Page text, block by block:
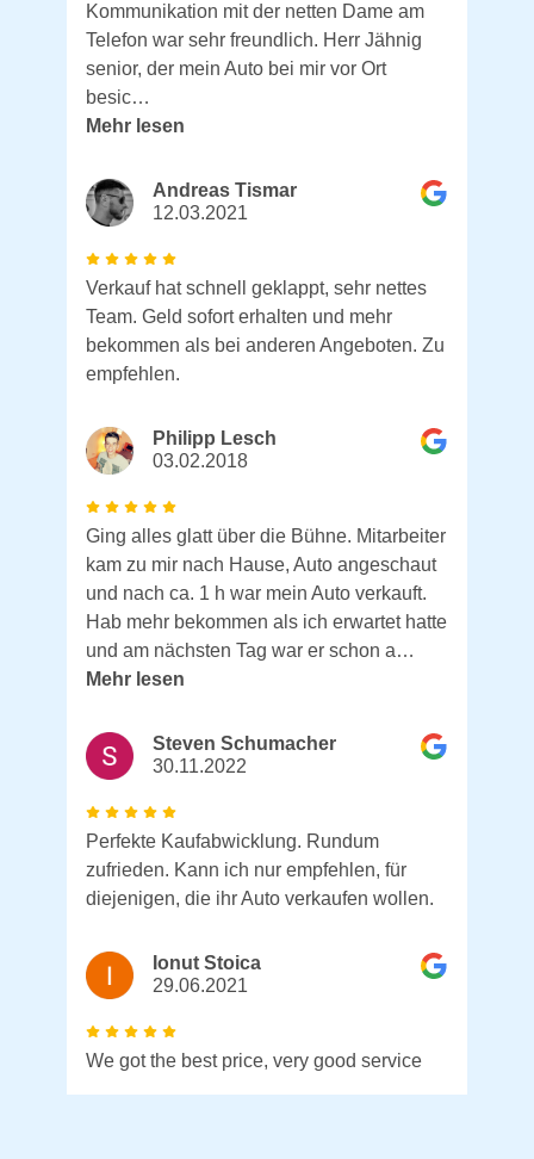
Kommunikation mit der netten Dame am
Telefon war sehr freundlich. Herr Jähnig
senior, der mein Auto bei mir vor Ort
besic…
Mehr lesen
Andreas Tismar
12.03.2021
Verkauf hat schnell geklappt, sehr nettes
Team. Geld sofort erhalten und mehr
bekommen als bei anderen Angeboten. Zu
empfehlen.
Philipp Lesch
03.02.2018
Ging alles glatt über die Bühne. Mitarbeiter
kam zu mir nach Hause, Auto angeschaut
und nach ca. 1 h war mein Auto verkauft.
Hab mehr bekommen als ich erwartet hatte
und am nächsten Tag war er schon a…
Mehr lesen
Steven Schumacher
30.11.2022
Perfekte Kaufabwicklung. Rundum
zufrieden. Kann ich nur empfehlen, für
diejenigen, die ihr Auto verkaufen wollen.
Ionut Stoica
29.06.2021
We got the best price, very good service